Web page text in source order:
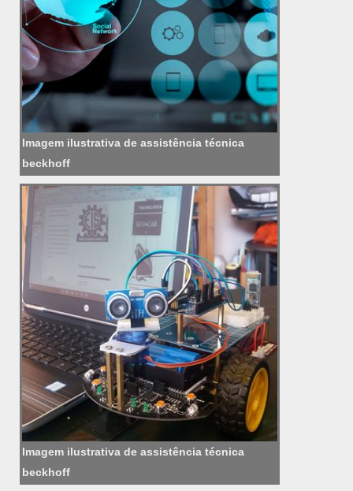
Imagem ilustrativa de assistência técnica
beckhoff
Imagem ilustrativa de assistência técnica
beckhoff